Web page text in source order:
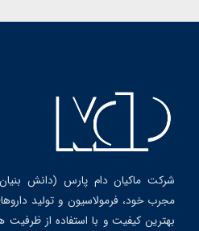
شرکت ماکیان دام پارس (دانش
مجرب خود، فرمولاسیون و تولید
بهترین کیفیت و با استفاده از